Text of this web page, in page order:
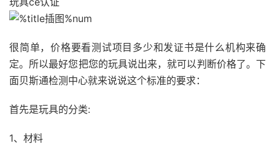
很简单，价格要看测试项目多少和发证书是什么机构来确
定。所以最好您把您的玩具说出来，就可以判断价格了。下
面贝斯通检测中心就来说说这个标准的要求：
首先是玩具的分类:
1、材料